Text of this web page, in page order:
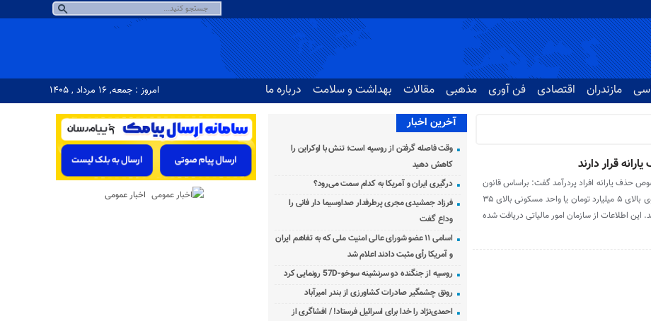
مازندران اقتصادی فن آوری مذهبی مقالات بهداشت و سلامت درباره ما امروز : جمعه, ۱۶ مرداد , ۱۴۰۵
حذف یارانه افراد پردرآمد گفت: براساس قانون
بودجه، یارانه افرادی که دارای خودروی بالای ۵ میلیارد تومان یا واحد مسکونی بالای ۳۵
اطلاعات از سازمان امور مالیاتی دریافت شده
آخرین اخبار
وقت فاصله گرفتن از روسیه است؛ تنش با اوکراین را
کاهش دهید
درگیری ایران و آمریکا به کدام سمت می‌رود؟
فرزاد جمشیدی مجری پرطرفدار صداوسیما دار فانی را
وداع گفت
اسامی ۱۱ عضو شورای عالی امنیت ملی که به تفاهم ایران
و آمریکا رأی مثبت دادند اعلام شد
روسیه از جنگنده دو سرنشینه سوخو-57D رونمایی کرد
رونق چشمگیر صادرات کشاورزی از بندر امیرآباد
احمدی‌نژاد را خدا برای اسرائیل فرستاد! / افشاگری از
اخبار عمومی